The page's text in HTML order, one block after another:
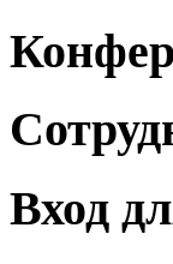
Вход